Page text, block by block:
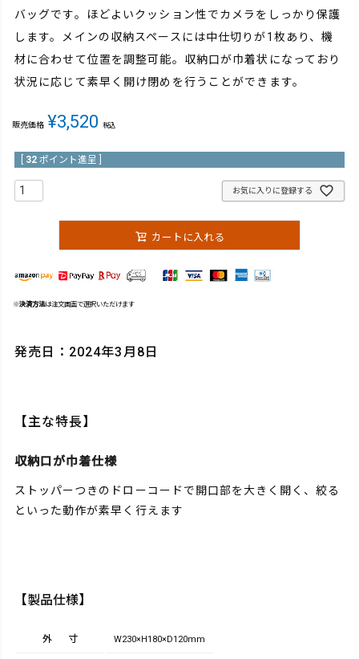
バッグです。ほどよいクッション性でカメラをしっかり保護
します。メインの収納スペースには中仕切りが1枚あり、機
材に合わせて位置を調整可能。収納口が巾着状になっており
状況に応じて素早く開け閉めを行うことができます。
販売価格 ¥3,520 税込
32 ポイント進呈 ]
お気に入りに登録する
カートに入れる
※決済方法は注文画面で選択いただけます
発売日：2024年3月8日
【主な特長】
収納口が巾着仕様
ストッパーつきのドローコードで開口部を大きく開く、絞る
といった動作が素早く行えます
【製品仕様】
外寸 W230×H180×D120mm